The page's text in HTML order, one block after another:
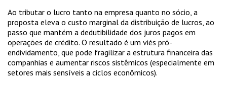
Ao tributar o lucro tanto na empresa quanto no sócio, a
proposta eleva o custo marginal da distribuição de lucros, ao
passo que mantém a dedutibilidade dos juros pagos em
operações de crédito. O resultado é um viés pró-
endividamento, que pode fragilizar a estrutura financeira das
companhias e aumentar riscos sistêmicos (especialmente em
setores mais sensíveis a ciclos econômicos).